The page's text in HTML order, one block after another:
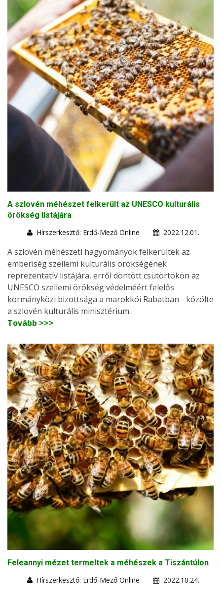
A szlovén méhészet felkerült az UNESCO kulturális
örökség listájára
Hírszerkesztő: Erdő-Mező Online
2022.12.01.
A szlovén méhészeti hagyományok felkerültek az
emberiség szellemi kulturális örökségének
reprezentatív listájára, erről döntött csütörtökön az
UNESCO szellemi örökség védelméért felelős
kormányközi bizottsága a marokkói Rabatban - közölte
a szlovén kulturális minisztérium.
Tovább >>>
Feleannyi mézet termeltek a méhészek a Tiszántúlon
Hírszerkesztő: Erdő-Mező Online
2022.10.24.